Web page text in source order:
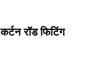
कर्टन रॉड फिटिंग